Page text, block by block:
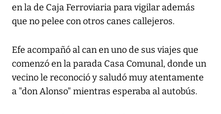
en la de Caja Ferroviaria para vigilar además
que no pelee con otros canes callejeros.
Efe acompañó al can en uno de sus viajes que
comenzó en la parada Casa Comunal, donde un
vecino le reconoció y saludó muy atentamente
a "don Alonso" mientras esperaba al autobús.